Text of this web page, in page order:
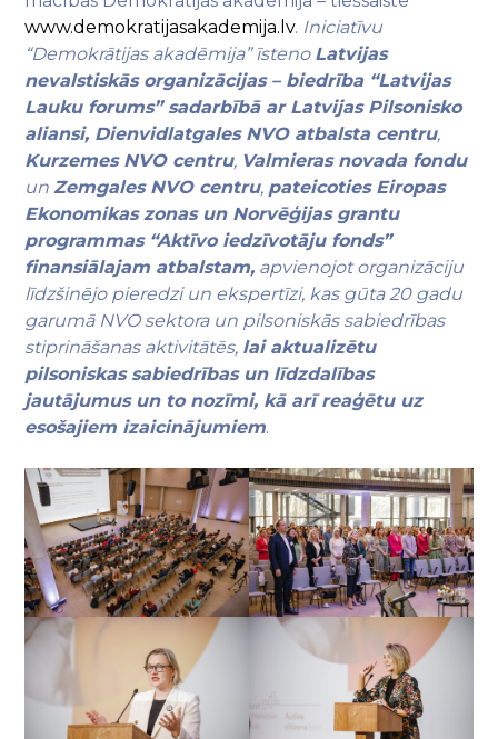
www.demokratijasakademija.lv. Iniciatīvu
“Demokrātijas akadēmija” īsteno Latvijas
nevalstiskās organizācijas – biedrība “Latvijas
Lauku forums” sadarbībā ar Latvijas Pilsonisko
aliansi, Dienvidlatgales NVO atbalsta centru,
Kurzemes NVO centru, Valmieras novada fondu
unZemgales NVO centru, pateicoties Eiropas
Ekonomikas zonas un Norvēģijas grantu
programmas “Aktīvo iedzīvotāju fonds”
finansiālajam atbalstam, apvienojot organizāciju
līdzšinējo pieredzi un ekspertīzi, kas gūta 20 gadu
garumā NVO sektora un pilsoniskās sabiedrības
stiprināšanas aktivitātēs, laiaktualizētu
pilsoniskas sabiedrības un līdzdalības
jautājumus un to nozīmi, kā arī reaģētu uz
esošajiem izaicinājumiem.